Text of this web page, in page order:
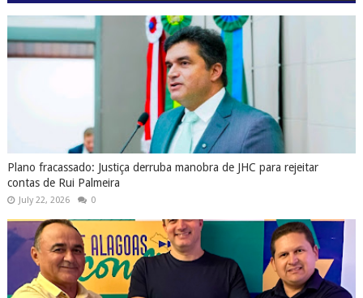
Plano fracassado: Justiça derruba manobra de JHC para rejeitar
contas de Rui Palmeira
July 22, 2026 0